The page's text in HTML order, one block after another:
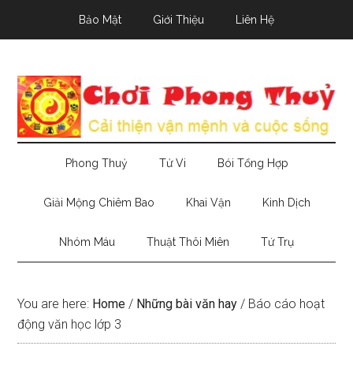
Bảo Mật Giới Thiệu Liên Hệ
Phong Thuỷ Tử Vi Bói Tổng Hợp
Giải Mộng Chiêm Bao Khai Vận Kinh Dịch
Nhóm Máu Thuật Thôi Miên Tứ Trụ
You are here: Home / Những bài văn hay / Báo cáo hoạt
động văn học lớp 3